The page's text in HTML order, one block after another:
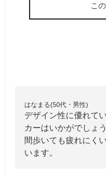
こ
はなまる(50代・男性)
デザイン性に優れて
カーはいかがでしょ
間歩いても疲れにく
います。